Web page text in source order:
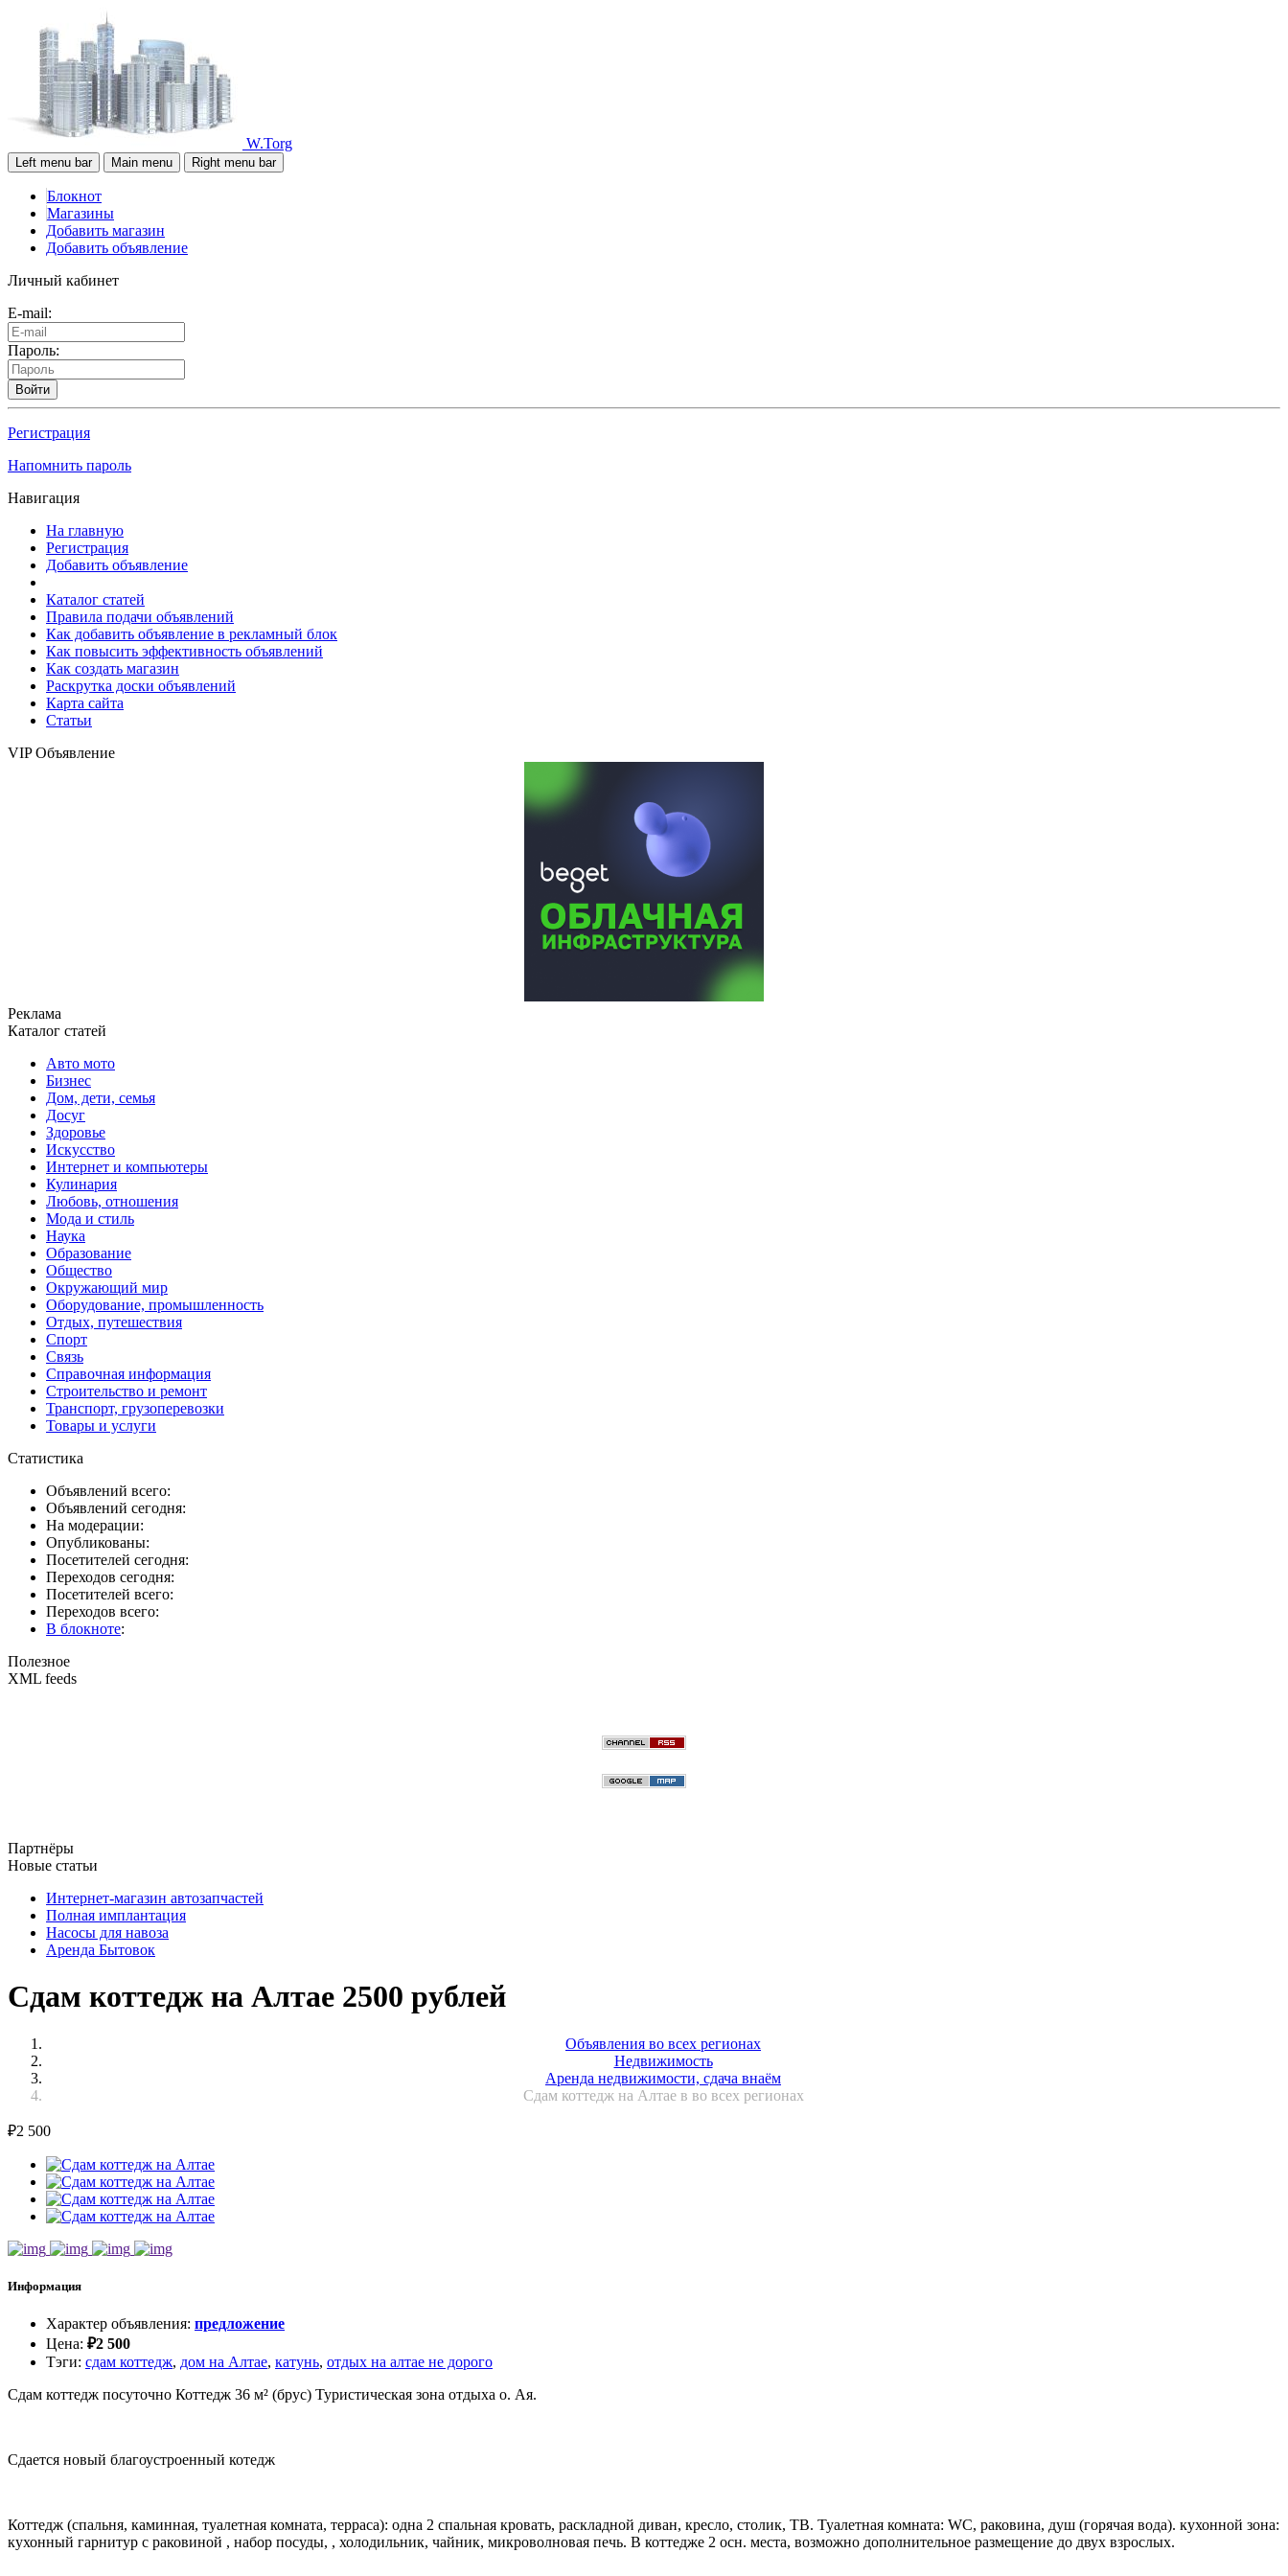
W.Torg
Left menu bar Main menu Right menu bar
Блокнот
Магазины
Добавить магазин
Добавить объявление
Личный кабинет
E-mail:
Пароль:
Войти
Регистрация
Напомнить пароль
Навигация
На главную
Регистрация
Добавить объявление
Каталог статей
Правила подачи объявлений
Как добавить объявление в рекламный блок
Как повысить эффективность объявлений
Как создать магазин
Раскрутка доски объявлений
Карта сайта
Статьи
VIP Объявление
Реклама
Каталог статей
Авто мото
Бизнес
Дом, дети, семья
Досуг
Здоровье
Искусство
Интернет и компьютеры
Кулинария
Любовь, отношения
Мода и стиль
Наука
Образование
Общество
Окружающий мир
Оборудование, промышленность
Отдых, путешествия
Спорт
Связь
Справочная информация
Строительство и ремонт
Транспорт, грузоперевозки
Товары и услуги
Статистика
Объявлений всего:
Объявлений сегодня:
На модерации:
Опубликованы:
Посетителей сегодня:
Переходов сегодня:
Посетителей всего:
Переходов всего:
В блокноте:
Полезное
XML feeds
Партнёры
Новые статьи
Интернет-магазин автозапчастей
Полная имплантация
Насосы для навоза
Аренда Бытовок
Сдам коттедж на Алтае 2500 рублей
Объявления во всех регионах
Недвижимость
Аренда недвижимости, сдача внаём
Сдам коттедж на Алтае в во всех регионах
₽2 500
Информация
Характер объявления: предложение
Цена: ₽2 500
Тэги: сдам коттедж, дом на Алтае, катунь, отдых на алтае не дорого
Сдам коттедж посуточно Коттедж 36 м² (брус) Туристическая зона отдыха о. Ая.
Сдается новый благоустроенный котедж
Коттедж (спальня, каминная, туалетная комната, терраса): одна 2 спальная кровать, раскладной диван, кресло, столик, ТВ. Туалетная комната: WC, раковина, душ (горячая вода). кухонной зона:
кухонный гарнитур с раковиной , набор посуды, , холодильник, чайник, микроволновая печь. В коттедже 2 осн. места, возможно дополнительное размещение до двух взрослых.